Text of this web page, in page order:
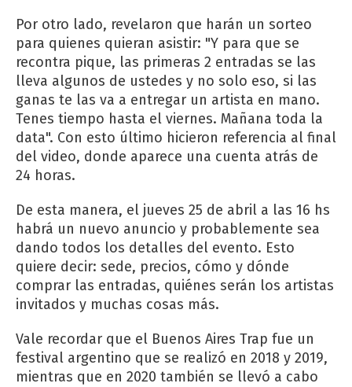
Por otro lado, revelaron que harán un sorteo
para quienes quieran asistir: "Y para que se
recontra pique, las primeras 2 entradas se las
lleva algunos de ustedes y no solo eso, si las
ganas te las va a entregar un artista en mano.
Tenes tiempo hasta el viernes. Mañana toda la
data". Con esto último hicieron referencia al final
del video, donde aparece una cuenta atrás de
24 horas.
De esta manera, el jueves 25 de abril a las 16 hs
habrá un nuevo anuncio y probablemente sea
dando todos los detalles del evento. Esto
quiere decir: sede, precios, cómo y dónde
comprar las entradas, quiénes serán los artistas
invitados y muchas cosas más.
Vale recordar que el Buenos Aires Trap fue un
festival argentino que se realizó en 2018 y 2019,
mientras que en 2020 también se llevó a cabo